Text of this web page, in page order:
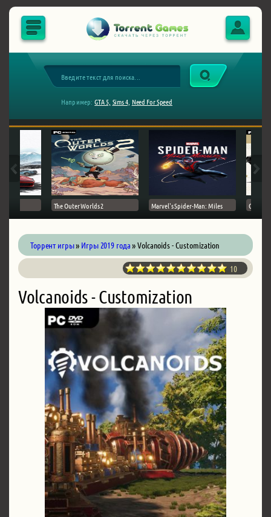
Например: GTA 5, Sims 4, Need For Speed
The Outer Worlds 2 Marvel's Spider-Man: Miles Ghost
Торрент игры» Игры 2019 года» Volcanoids - Customization
10
Volcanoids - Customization